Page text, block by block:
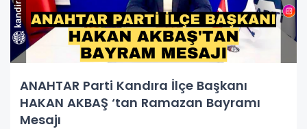
ANAHTAR Parti Kandıra İlçe Başkanı
HAKAN AKBAŞ ‘tan Ramazan Bayramı
Mesajı